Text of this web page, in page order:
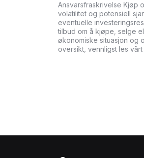
Ansvarsfraskrivelse Kjøp
volatilitet og potensiell
eventuelle
tilbud om å kjøpe, selge
økonomiske situasjon og
oversikt, vennligst les vårt